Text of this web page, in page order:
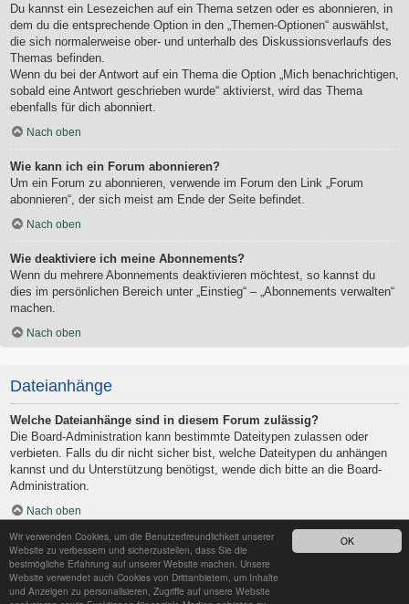
OK
Wir verwenden Cookies, um die Benutzerfreundlichkeit unserer
Website zu verbessern und sicherzustellen, dass Sie die
bestmögliche Erfahrung auf unserer Website machen. Unsere
Website verwendet auch Cookies von Drittanbietern, um Inhalte
und Anzeigen zu personalisieren, Zugriffe auf unsere Website
Du kannst ein Lesezeichen auf ein Thema setzen oder es abonnieren, in
dem du die entsprechende Option in den „Themen-Optionen“ auswählst,
die sich normalerweise ober- und unterhalb des Diskussionsverlaufs des
Themas befinden.
Wenn du bei der Antwort auf ein Thema die Option „Mich benachrichtigen,
sobald eine Antwort geschrieben wurde“ aktivierst, wird das Thema
ebenfalls für dich abonniert.
Nach oben
Wie kann ich ein Forum abonnieren?
Um ein Forum zu abonnieren, verwende im Forum den Link „Forum
abonnieren“, der sich meist am Ende der Seite befindet.
Nach oben
Wie deaktiviere ich meine Abonnements?
Wenn du mehrere Abonnements deaktivieren möchtest, so kannst du
dies im persönlichen Bereich unter „Einstieg“ – „Abonnements verwalten“
machen.
Nach oben
Dateianhänge
Welche Dateianhänge sind in diesem Forum zulässig?
Die Board-Administration kann bestimmte Dateitypen zulassen oder
verbieten. Falls du dir nicht sicher bist, welche Dateitypen du anhängen
kannst und du Unterstützung benötigst, wende dich bitte an die Board-
Administration.
Nach oben
Kann ich eine Übersicht all meiner Dateianhänge erhalten?
Um eine Liste all deiner Dateianhänge zu erhalten, gehe in den
persönlichen Bereich. Dort findest du unter „Einstieg“ einen Punkt
„Dateianhänge verwalten“, über den du eine Liste deiner Dateianhänge